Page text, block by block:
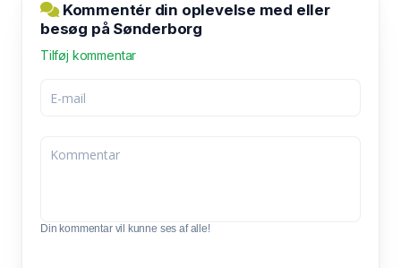
Kommentér din oplevelse med eller
besøg på Sønderborg
Tilføj kommentar
Din kommentar vil kunne ses af alle!